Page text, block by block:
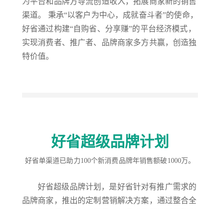
渠道。 秉承“以客户为中心，成就奋斗者”的使命，
好省通过构建“自购省、分享赚”的平台经济模式，
实现消费者、推广者、品牌商家多方共赢，创造独
特价值。
好省超级品牌计划
好省单渠道已助力100个新消费品牌年销售额破1000万。
好省超级品牌计划，是好省针对有推广需求的
品牌商家，推出的定制营销解决方案，通过整合全